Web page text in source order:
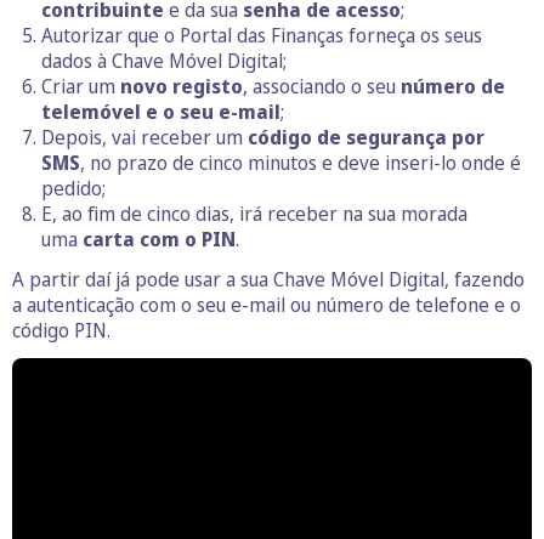
contribuinte e da sua senha de acesso;
Autorizar que o Portal das Finanças forneça os seus
dados à Chave Móvel Digital;
Criar um novo registo, associando o seu número de
telemóvel e o seu e-mail;
Depois, vai receber um código de segurança por
SMS, no prazo de cinco minutos e deve inseri-lo onde é
pedido;
E, ao fim de cinco dias, irá receber na sua morada
uma carta com o PIN.
A partir daí já pode usar a sua Chave Móvel Digital, fazendo
a autenticação com o seu e-mail ou número de telefone e o
código PIN.